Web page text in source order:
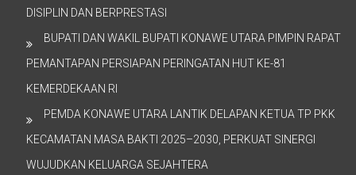
DISIPLIN DAN BERPRESTASI
BUPATI DAN WAKIL BUPATI KONAWE UTARA PIMPIN RAPAT
PEMANTAPAN PERSIAPAN PERINGATAN HUT KE-81
KEMERDEKAAN RI
PEMDA KONAWE UTARA LANTIK DELAPAN KETUA TP PKK
KECAMATAN MASA BAKTI 2025–2030, PERKUAT SINERGI
WUJUDKAN KELUARGA SEJAHTERA